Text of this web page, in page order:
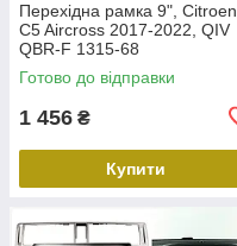
Перехідна рамка 9", Citroen
C5 Aircross 2017-2022, QIV
QBR-F 1315-68
Готово до відправки
1 456 ₴
Купити